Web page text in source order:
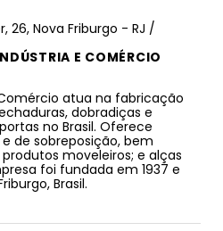
26, Nova Friburgo - RJ /
E COMÉRCIO
atua na fabricação
dobradiças e
no Brasil. Oferece
de sobreposição, bem
moveleiros; e alças
foi fundada em 1937 e
Brasil.